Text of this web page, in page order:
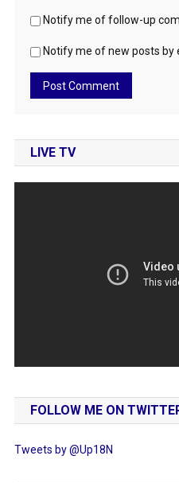
Notify me of follow-up
Notify me of new posts by
LIVE TV
FOLLOW ME ON
Tweets by @Up18N